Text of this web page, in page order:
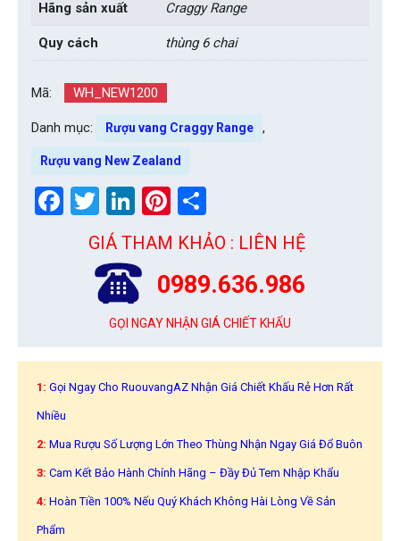
Hãng sản xuất Craggy Range
Quy cách thùng 6 chai
Mã: WH_NEW1200
Danh mục: Rượu vang Craggy Range ,
Rượu vang New Zealand
Facebook
Twitter
LinkedIn
Pinterest
GIÁ THAM KHẢO : LIÊN HỆ
0989.636.986
GỌI NGAY NHẬN GIÁ CHIẾT KHẤU
1: Gọi Ngay Cho RuouvangAZ Nhận Giá Chiết Khấu Rẻ Hơn Rất
Nhiều
2: Mua Rượu Số Lượng Lớn Theo Thùng Nhận Ngay Giá Đổ Buôn
3: Cam Kết Bảo Hành Chính Hãng – Đầy Đủ Tem Nhập Khẩu
4: Hoàn Tiền 100% Nếu Quý Khách Không Hài Lòng Về Sản
Phẩm